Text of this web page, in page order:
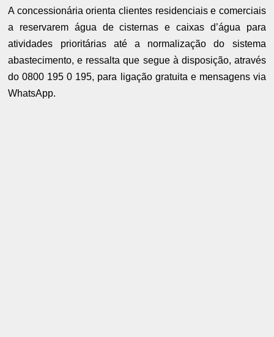
A concessionária orienta clientes residenciais e comerciais
a reservarem água de cisternas e caixas d’água para
atividades prioritárias até a normalização do sistema
abastecimento, e ressalta que segue à disposição, através
do 0800 195 0 195, para ligação gratuita e mensagens via
WhatsApp.